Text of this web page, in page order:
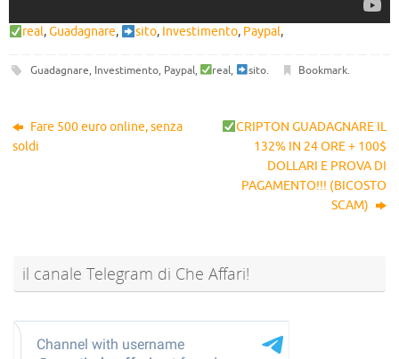
real,Guadagnare, sito, Investimento, Paypal,
Guadagnare, Investimento, Paypal, real, sito. Bookmark.
Fare 500 euro online, senza
soldi
CRIPTON GUADAGNARE IL
132% IN 24 ORE + 100$
DOLLARI E PROVA DI
PAGAMENTO!!! (BICOSTO
SCAM)
il canale Telegram di Che Affari!